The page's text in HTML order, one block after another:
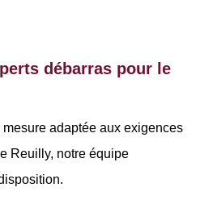
débarras pour le
adaptée aux exigences
Reuilly, notre équipe